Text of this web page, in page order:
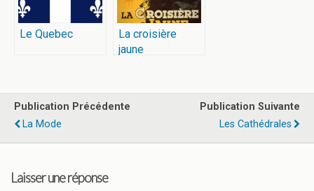
Le Quebec
La croisière
jaune
Publication Précédente
La Mode
Publication Suivante
Les Cathédrales
Laisser une réponse